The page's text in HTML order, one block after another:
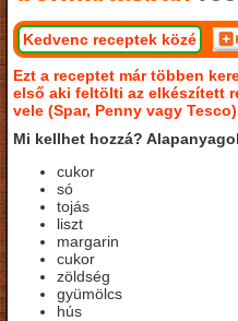
Kedvenc receptek közé
Ezt a receptet már többen
első aki feltölti az elkészített
vele (Spar, Penny vagy
Mi kellhet hozzá?
cukor
só
tojás
liszt
margarin
cukor
zöldség
gyümölcs
hús